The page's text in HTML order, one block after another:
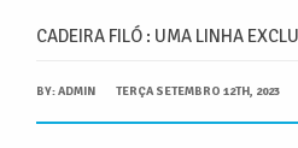
CADEIRA FILÓ : UMA LINHA
BY:ADMIN TERÇA SETEMBRO 12TH, 2023